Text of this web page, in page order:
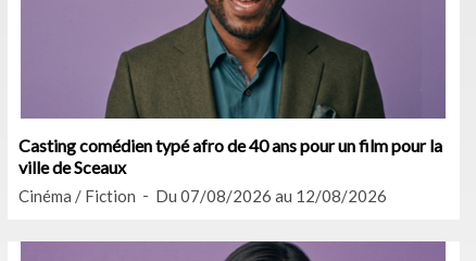
Casting comédien typé afro de 40 ans pour un film pour la
ville de Sceaux
Cinéma / Fiction Du 07/08/2026 au 12/08/2026